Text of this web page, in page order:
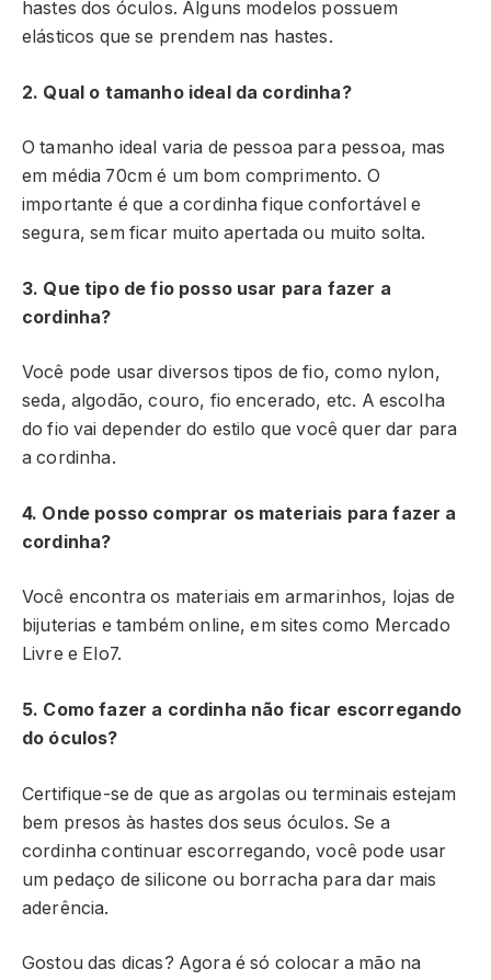
hastes dos óculos. Alguns modelos possuem
elásticos que se prendem nas hastes.
2. Qual o tamanho ideal da cordinha?
O tamanho ideal varia de pessoa para pessoa, mas
em média 70cm é um bom comprimento. O
importante é que a cordinha fique confortável e
segura, sem ficar muito apertada ou muito solta.
3. Que tipo de fio posso usar para fazer a
cordinha?
Você pode usar diversos tipos de fio, como nylon,
seda, algodão, couro, fio encerado, etc. A escolha
do fio vai depender do estilo que você quer dar para
a cordinha.
4. Onde posso comprar os materiais para fazer a
cordinha?
Você encontra os materiais em armarinhos, lojas de
bijuterias e também online, em sites como Mercado
Livre e Elo7.
5. Como fazer a cordinha não ficar escorregando
do óculos?
Certifique-se de que as argolas ou terminais estejam
bem presos às hastes dos seus óculos. Se a
cordinha continuar escorregando, você pode usar
um pedaço de silicone ou borracha para dar mais
aderência.
Gostou das dicas? Agora é só colocar a mão na